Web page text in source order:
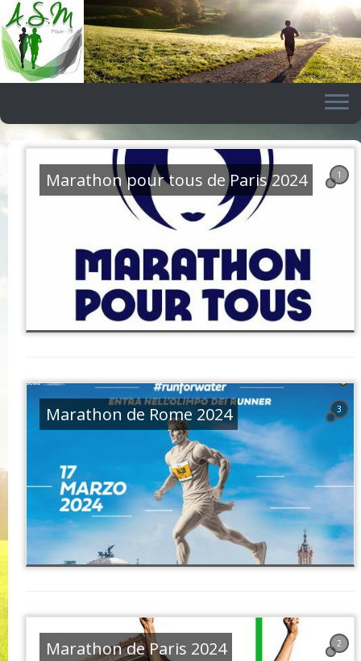
Skip
to
content
1
Marathon pour tous de Paris 2024
3
Marathon de Rome 2024
2
Marathon de Paris 2024